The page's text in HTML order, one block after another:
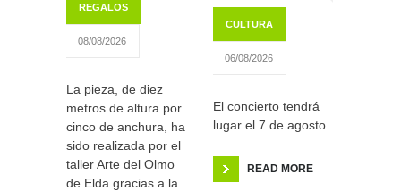
REGALOS
08/08/2026
La pieza, de diez
metros de altura por
cinco de anchura, ha
sido realizada por el
taller Arte del Olmo
de Elda gracias a la
CULTURA
06/08/2026
El concierto tendrá
lugar el 7 de agosto
READ MORE